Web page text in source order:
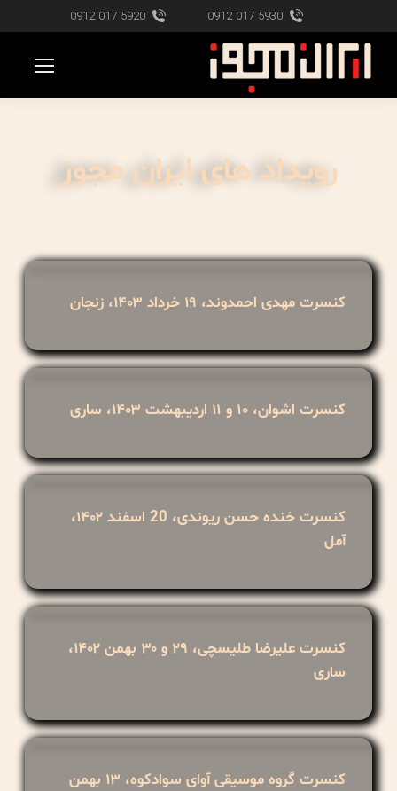
5930 017 0912
5920 017 0912
رویداد های ایران مجوز
کنسرت مهدی احمدوند، ۱۹ خرداد ۱۴۰۳، زنجان
کنسرت اشوان، ۱۰ و ۱۱ اردیبهشت ۱۴۰۳، ساری
کنسرت خنده حسن ریوندی، 20 اسفند ۱۴۰۲،
آمل
کنسرت علیرضا طلیسچی، ۲۹ و ۳۰ بهمن ۱۴۰۲،
ساری
کنسرت گروه موسیقی آوای سوادکوه، ۱۳ بهمن